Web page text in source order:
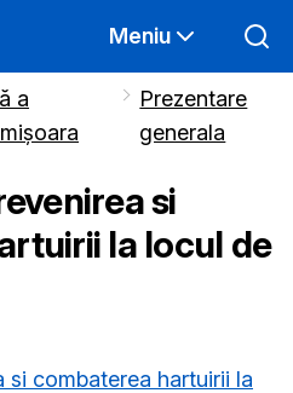
Meniu
a
Prezentare
generala
si
la locul de
si combaterea hartuirii la